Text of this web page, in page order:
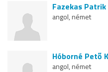
Fazekas Patrik
angol, német
Hóborné Pető
angol, német